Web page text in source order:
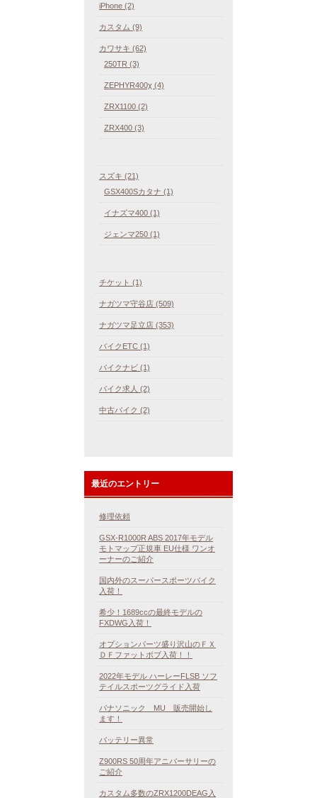
iPhone (2)
カスタム (9)
カワサキ (62)
250TR (3)
ZEPHYR400χ (4)
ZRX1100 (2)
ZRX400 (3)
スズキ (21)
GSX400Sカタナ (1)
イナズマ400 (1)
ジェンマ250 (1)
チケット (1)
ナガツマ守谷店 (509)
ナガツマ足立店 (353)
バイクETC (1)
バイクナビ (1)
バイク求人 (2)
中古バイク (2)
最近のエントリー
修理依頼
GSX-R1000R ABS 2017年モデル
モトマップ正規車 EU仕様 ワンオ
ーナーのご紹介
国内外のスーパースポーツバイク
入荷！
希少！1689ccの最終モデルの
FXDWG入荷！
オプションパーツ盛り沢山のＦＸ
ＤＦファットボブ入荷！！
2022年モデル ハーレーFLSB ソフ
テイルスポーツグライド入荷
パナソニック MU 販売開始し
ます！
バッテリー異常
Z900RS 50周年アニバーサリーの
ご紹介
カスタム多数のZRX1200DEAG入